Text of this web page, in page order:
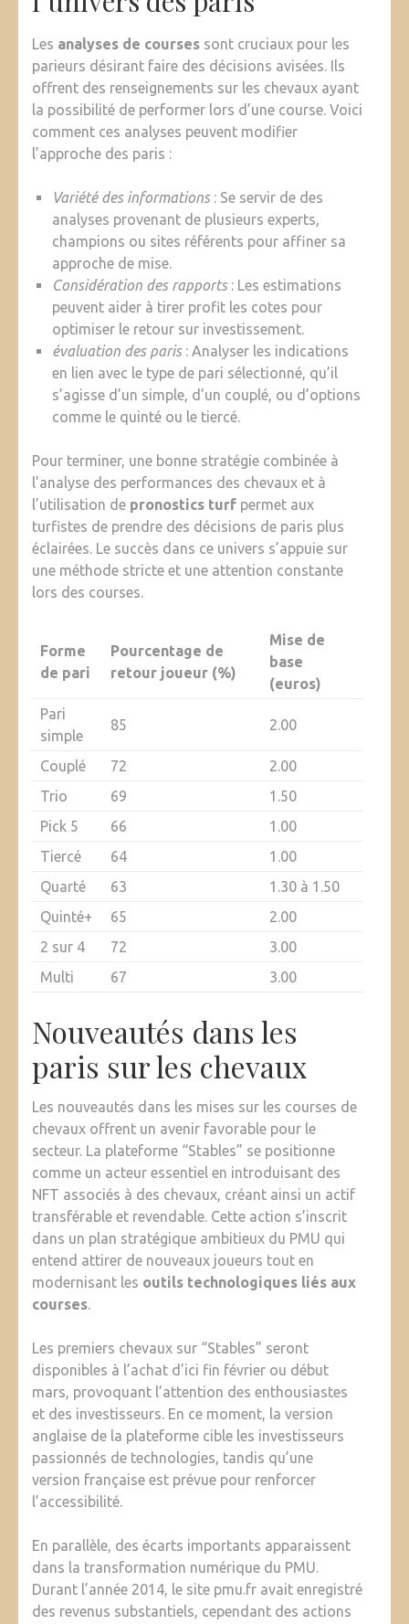
Les analyses de courses sont cruciaux pour les
parieurs désirant faire des décisions avisées. Ils
offrent des renseignements sur les chevaux ayant
la possibilité de performer lors d’une course. Voici
comment ces analyses peuvent modifier
l’approche des paris :
Variété des informations: Se servir de des
analyses provenant de plusieurs experts,
champions ou sites référents pour affiner sa
approche de mise.
Considération des rapports: Les estimations
peuvent aider à tirer profit les cotes pour
optimiser le retour sur investissement.
évaluation des paris: Analyser les indications
en lien avec le type de pari sélectionné, qu’il
s’agisse d’un simple, d’un couplé, ou d’options
comme le quinté ou le tiercé.
Pour terminer, une bonne stratégie combinée à
l’analyse des performances des chevaux et à
l’utilisation de pronostics turf permet aux
turfistes de prendre des décisions de paris plus
éclairées. Le succès dans ce univers s’appuie sur
une méthode stricte et une attention constante
lors des courses.
Forme
de pari
Pourcentage de
retour joueur (%)
Mise de
base
(euros)
Pari
simple
85 2.00
Couplé 72
2.00
Trio
69
1.50
Pick 5
66
1.00
Tiercé
64
1.00
Quarté
63
1.30 à 1.50
Quinté+
65
2.00
2 sur 4
72
3.00
Multi
67 3.00
Nouveautés dans les
paris sur les chevaux
Les nouveautés dans les mises sur les courses de
chevaux offrent un avenir favorable pour le
secteur. La plateforme “Stables” se positionne
comme un acteur essentiel en introduisant des
NFT associés à des chevaux, créant ainsi un actif
transférable et revendable. Cette action s’inscrit
dans un plan stratégique ambitieux du PMU qui
entend attirer de nouveaux joueurs tout en
modernisant les outils technologiques liés aux
courses.
Les premiers chevaux sur “Stables” seront
disponibles à l’achat d’ici fin février ou début
mars, provoquant l’attention des enthousiastes
et des investisseurs. En ce moment, la version
anglaise de la plateforme cible les investisseurs
passionnés de technologies, tandis qu’une
version française est prévue pour renforcer
l’accessibilité.
En parallèle, des écarts importants apparaissent
dans la transformation numérique du PMU.
Durant l’année 2014, le site pmu.fr avait enregistré
des revenus substantiels, cependant des actions